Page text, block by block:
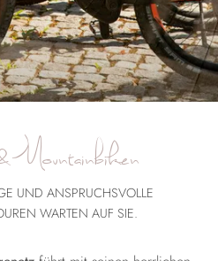
Mountainbiken
UND ANSPRUCHSVOLLE
WARTEN AUF SIE.